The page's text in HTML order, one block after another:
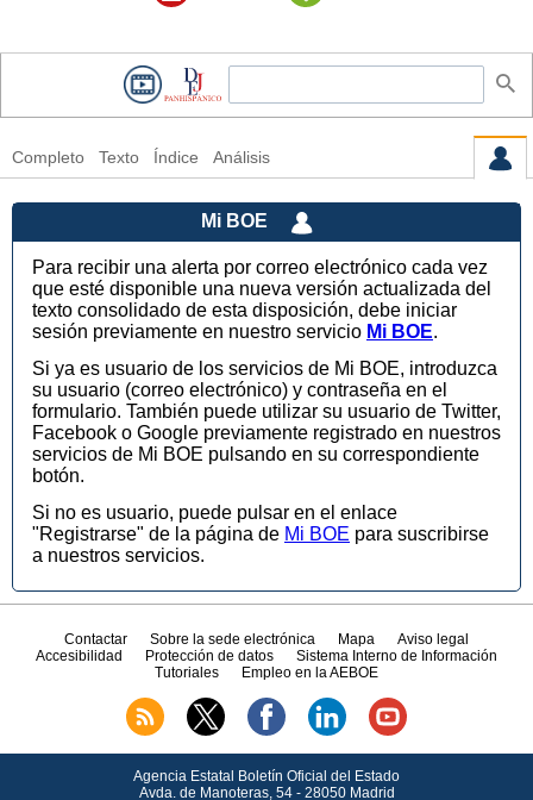
Completo Texto Índice Análisis
Mi BOE
Para recibir una alerta por correo electrónico cada vez
que esté disponible una nueva versión actualizada del
texto consolidado de esta disposición, debe iniciar
sesión previamente en nuestro servicio Mi BOE.
Si ya es usuario de los servicios de Mi BOE, introduzca
su usuario (correo electrónico) y contraseña en el
formulario. También puede utilizar su usuario de Twitter,
Facebook o Google previamente registrado en nuestros
servicios de Mi BOE pulsando en su correspondiente
botón.
Si no es usuario, puede pulsar en el enlace
"Registrarse" de la página de Mi BOE para suscribirse
a nuestros servicios.
Contactar Sobre la sede electrónica Mapa
Aviso legal
Accesibilidad
Protección de datos
Sistema Interno de Información
Tutoriales
Empleo en la AEBOE
Agencia Estatal Boletín Oficial del Estado
Avda.de Manoteras, 54 - 28050 Madrid